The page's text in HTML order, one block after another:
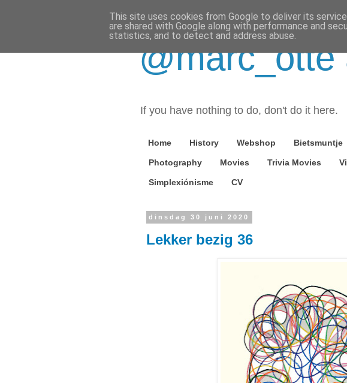
@marc_otte
If you have nothing to do, don't do it here.
Home History Webshop Bietsmuntje
Photography Movies Trivia Movies
Simplexiónisme CV
dinsdag 30 juni 2020
Lekker bezig 36
This site uses cookies from Google to deliver its
are shared with Google along with performance and
statistics, and to detect and address abuse.